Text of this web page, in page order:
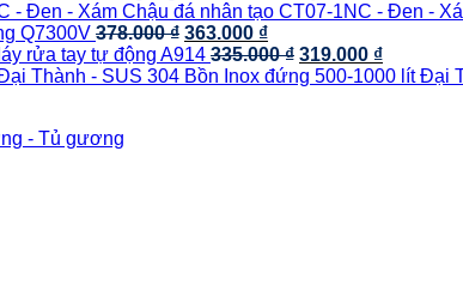
3.500.000 ₫.
là:
tại
gốc
Chậu đá nhân tạo CT07-1NC - Đen -
Q7300V 378.000₫ Giá
gốc
là:
363.000 ₫Giá
hiện
tại
rửa tay tự động A914 335.000₫ Giá
gốc
319.000 ₫Giá
hiện
Bồn Inox đứng 500-1000 lít Đại
- Tủ gương